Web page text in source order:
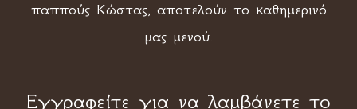
παππούς Κώστας, αποτελούν το καθημερινό
μας μενού.
Εγγραφείτε για να λαμβάνετε το